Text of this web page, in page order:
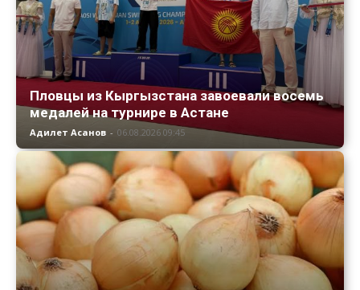
Пловцы из Кыргызстана завоевали восемь
медалей на турнире в Астане
Адилет Асанов - 06.08.2026 09:45